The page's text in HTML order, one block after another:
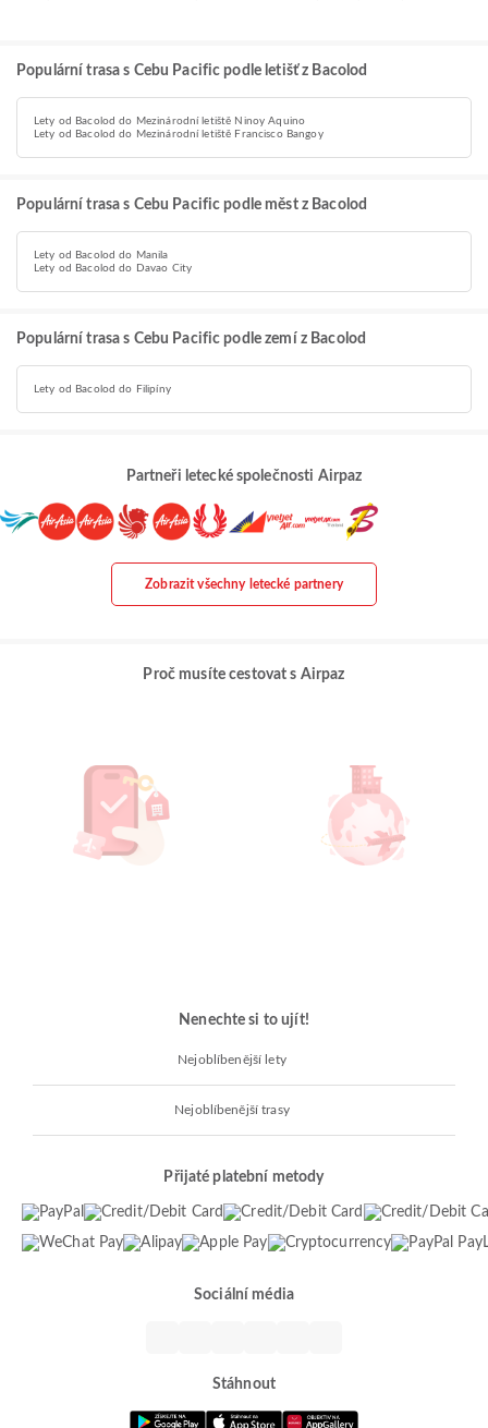
Populární trasa s Cebu Pacific podle letišť z Bacolod
Lety od Bacolod do Mezinárodní letiště Ninoy Aquino
Lety od Bacolod do Mezinárodní letiště Francisco Bangoy
Populární trasa s Cebu Pacific podle měst z Bacolod
Lety od Bacolod do Manila
Lety od Bacolod do Davao City
Populární trasa s Cebu Pacific podle zemí z Bacolod
Lety od Bacolod do Filipíny
Partneři letecké společnosti Airpaz
Zobrazit všechny letecké partnery
Proč musíte cestovat s Airpaz
Nenechte si to ujít!
Nejoblíbenější lety
Nejoblíbenější trasy
Přijaté platební metody
Sociální média
Stáhnout